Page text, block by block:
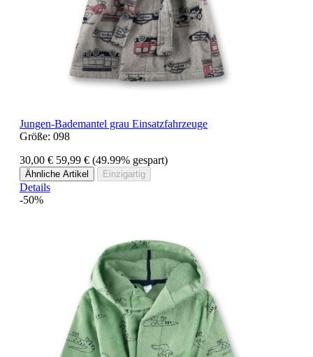
Jungen-Bademantel grau Einsatzfahrzeuge
Größe: 098
30,00 € 59,99 € (49.99% gespart)
Ähnliche Artikel Einzigartig
Details
-50%